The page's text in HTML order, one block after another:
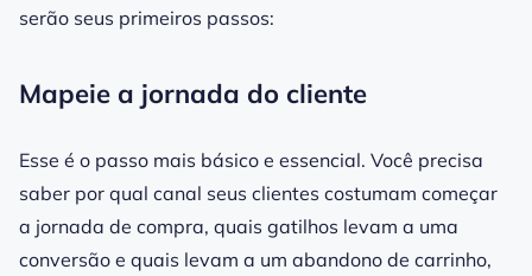
serão seus primeiros passos:
Mapeie a jornada do cliente
Esse é o passo mais básico e essencial. Você precisa
saber por qual canal seus clientes costumam começar
a jornada de compra, quais gatilhos levam a uma
conversão e quais levam a um abandono de carrinho,